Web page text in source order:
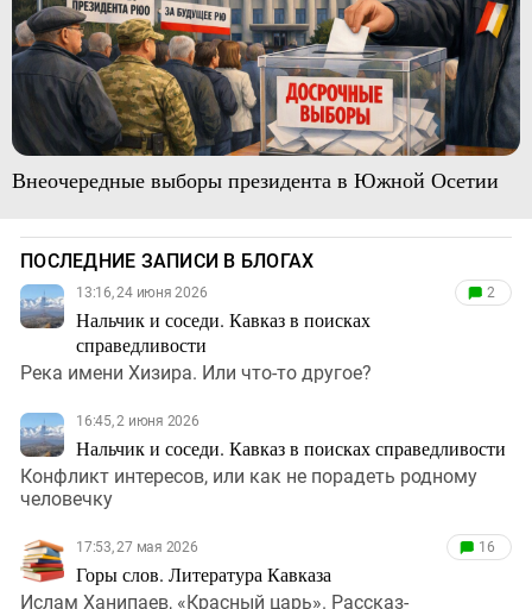
Внеочередные выборы президента в Южной Осетии
ПОСЛЕДНИЕ ЗАПИСИ В БЛОГАХ
13:16, 24 июня 2026
Нальчик и соседи. Кавказ в поисках
справедливости
2
Река имени Хизира. Или что-то другое?
16:45, 2 июня 2026
Нальчик и соседи. Кавказ в поисках справедливости
Конфликт интересов, или как не порадеть родному
человечку
17:53, 27 мая 2026
Горы слов. Литература Кавказа
16
Ислам Ханипаев, «Красный царь». Рассказ-